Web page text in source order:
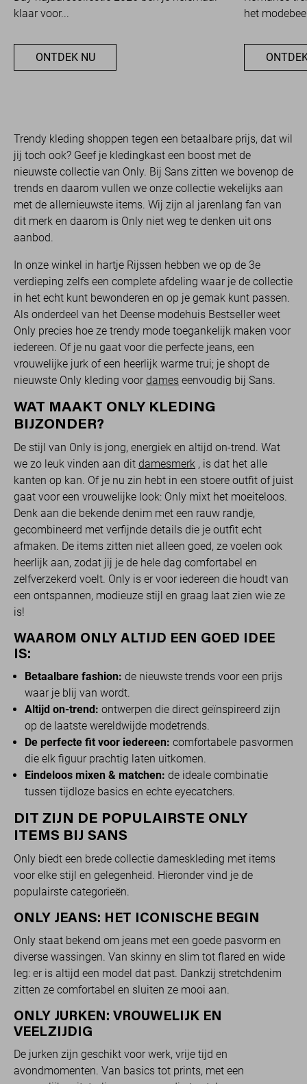
klaar voor...
ONTDEK NU
het
Trendy kleding shoppen tegen een betaalbare prijs, dat wil
jij toch ook? Geef je kledingkast een boost met de
nieuwste collectie van Only. Bij Sans zitten we bovenop de
trends en daarom vullen we onze collectie wekelijks aan
met de allernieuwste items. Wij zijn al jarenlang fan van
dit merk en daarom is Only niet weg te denken uit ons
aanbod.
In onze winkel in hartje Rijssen hebben we op de 3e
verdieping zelfs een complete afdeling waar je de collectie
in het echt kunt bewonderen en op je gemak kunt passen.
Als onderdeel van het Deense modehuis Bestseller weet
Only precies hoe ze trendy mode toegankelijk maken voor
iedereen. Of je nu gaat voor die perfecte jeans, een
vrouwelijke jurk of een heerlijk warme trui; je shopt de
nieuwste Only kleding voor dames eenvoudig bij Sans.
WAT MAAKT ONLY KLEDING
BIJZONDER?
De stijl van Only is jong, energiek en altijd on-trend. Wat
we zo leuk vinden aan dit damesmerk , is dat het alle
kanten op kan. Of je nu zin hebt in een stoere outfit of juist
gaat voor een vrouwelijke look: Only mixt het moeiteloos.
Denk aan die bekende denim met een rauw randje,
gecombineerd met verfijnde details die je outfit echt
afmaken. De items zitten niet alleen goed, ze voelen ook
heerlijk aan, zodat jij je de hele dag comfortabel en
zelfverzekerd voelt. Only is er voor iedereen die houdt van
een ontspannen, modieuze stijl en graag laat zien wie ze
is!
WAAROM ONLY ALTIJD EEN GOED IDEE
IS:
Betaalbare fashion: de nieuwste trends voor een prijs
waar je blij van wordt.
Altijd on-trend: ontwerpen die direct geïnspireerd zijn
op de laatste wereldwijde modetrends.
De perfecte fit voor iedereen: comfortabele pasvormen
die elk figuur prachtig laten uitkomen.
Eindeloos mixen & matchen: de ideale combinatie
tussen tijdloze basics en echte eyecatchers.
DIT ZIJN DE POPULAIRSTE ONLY
ITEMS BIJ SANS
Only biedt een brede collectie dameskleding met items
voor elke stijl en gelegenheid. Hieronder vind je de
populairste categorieën.
ONLY JEANS: HET ICONISCHE BEGIN
Only staat bekend om jeans met een goede pasvorm en
diverse wassingen. Van skinny en slim tot flared en wide
leg: er is altijd een model dat past. Dankzij stretchdenim
zitten ze comfortabel en sluiten ze mooi aan.
ONLY JURKEN: VROUWELIJK EN
VEELZIJDIG
De jurken zijn geschikt voor werk, vrije tijd en
avondmomenten. Van basics tot prints, met een